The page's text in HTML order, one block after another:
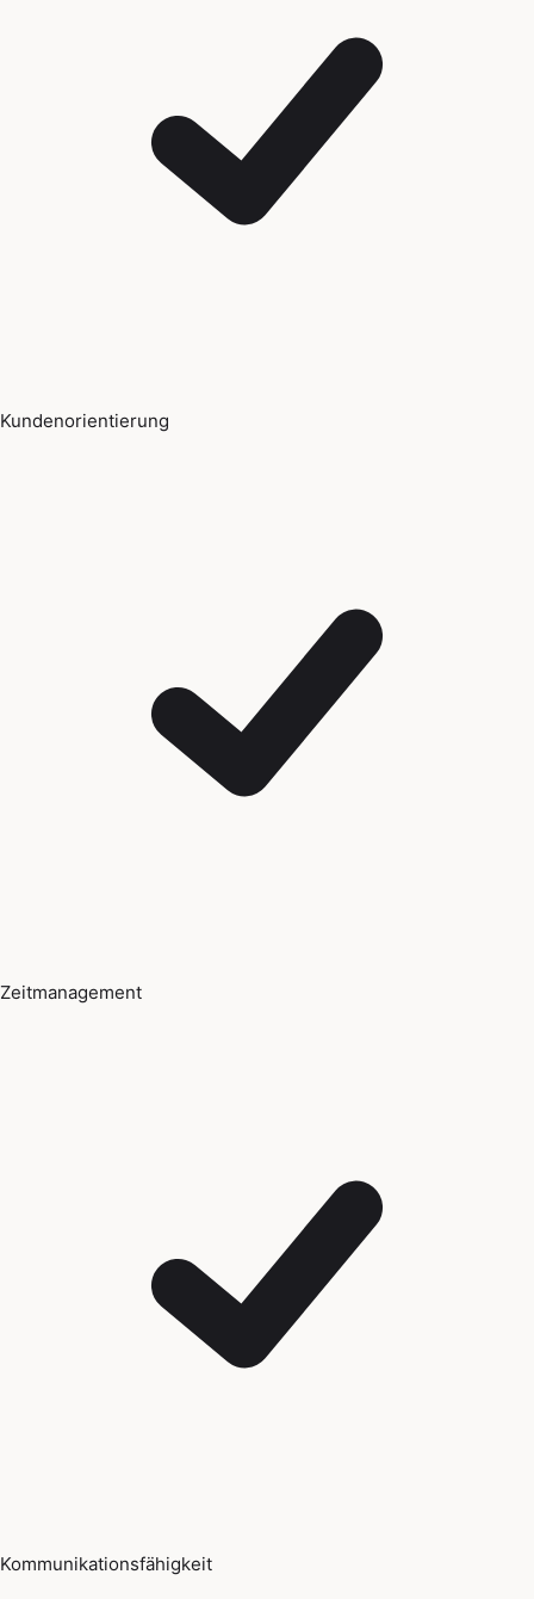
Kundenorientierung
Zeitmanagement
Kommunikationsfähigkeit